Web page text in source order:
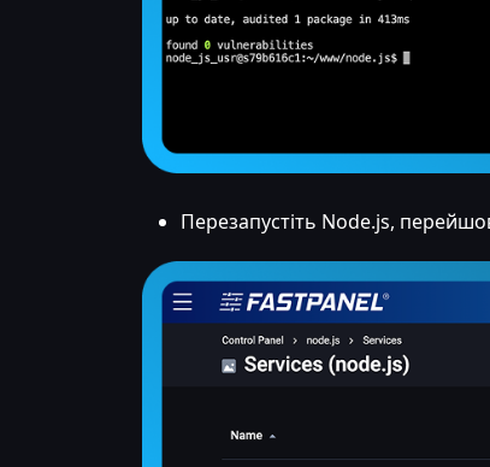
Перезапустіть Node.js,